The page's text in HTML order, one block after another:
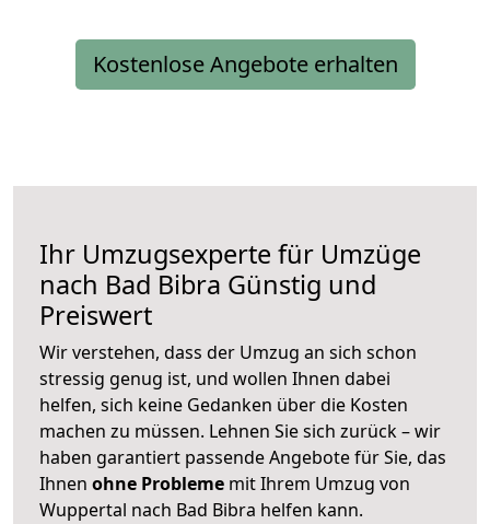
Kostenlose Angebote erhalten
Ihr Umzugsexperte für Umzüge
nach Bad Bibra Günstig und
Preiswert
Wir verstehen, dass der Umzug an sich schon
stressig genug ist, und wollen Ihnen dabei
helfen, sich keine Gedanken über die Kosten
machen zu müssen. Lehnen Sie sich zurück – wir
haben garantiert passende Angebote für Sie, das
Ihnen ohne Probleme mit Ihrem Umzug von
Wuppertal nach Bad Bibra helfen kann.